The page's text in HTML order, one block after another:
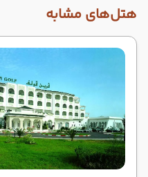
هتل‌های مشابه